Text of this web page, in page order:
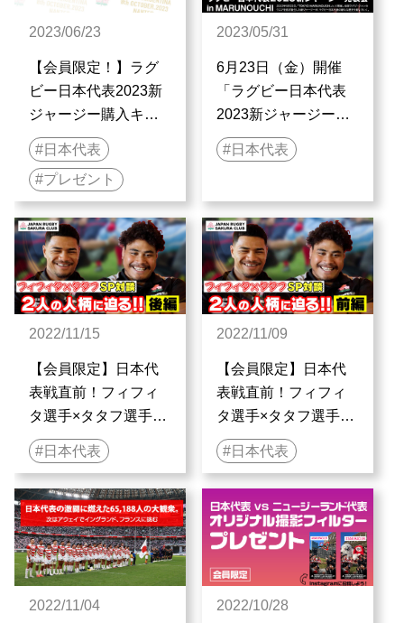
2023/06/23
【会員限定！】ラグ
ビー日本代表2023新
ジャージー購入キャ
ンペーン実施のお知
らせ
日本代表
プレゼント
2023/05/31
6月23日（金）開催
「ラグビー日本代表
2023新ジャージー発
表会 in
MARUNOUCHI」出
【JAPAN RUGBY
SAKURA CLUB会員
限定】
日本代表
2022/11/15
【会員限定】日本代
表戦直前！フィフィ
タ選手×タタフ選手
SP対談後編
日本代表
2022/11/09
【会員限定】日本代
表戦直前！フィフィ
タ選手×タタフ選手
SP対談前編
日本代表
2022/11/04 2022/10/28